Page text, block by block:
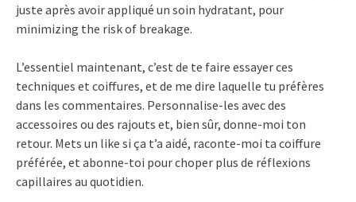
juste après avoir appliqué un soin hydratant, pour
minimizing the risk of breakage.
L’essentiel maintenant, c’est de te faire essayer ces
techniques et coiffures, et de me dire laquelle tu préfères
dans les commentaires. Personnalise-les avec des
accessoires ou des rajouts et, bien sûr, donne-moi ton
retour. Mets un like si ça t’a aidé, raconte-moi ta coiffure
préférée, et abonne-toi pour choper plus de réflexions
capillaires au quotidien.